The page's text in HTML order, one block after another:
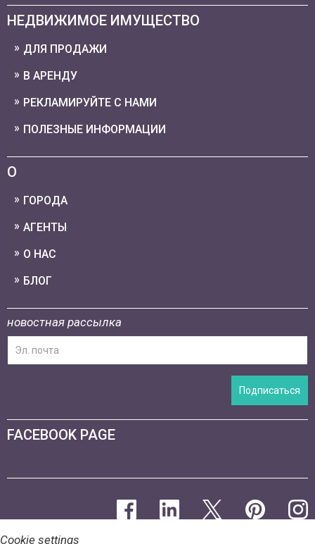
НЕДВИЖИМОЕ ИМУЩЕСТВО
ДЛЯ ПРОДАЖИ
В АРЕНДУ
РЕКЛАМИРУЙТЕ С НАМИ
ПОЛЕЗНЫЕ ИНФОРМАЦИИ
О
ГОРОДА
АГЕНТЫ
О НАС
БЛОГ
новостная рассылка
Подписаться
FACEBOOK PAGE
Cookie settings